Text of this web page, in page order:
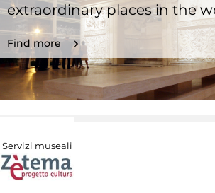
extraordinary places in the
Find more
Servizi museali